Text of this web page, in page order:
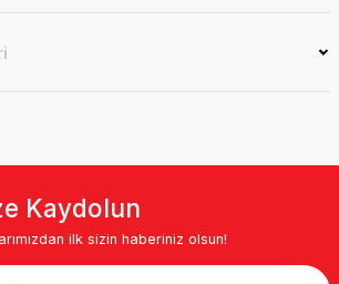
Kaydolun
ilk sizin haberiniz olsun!